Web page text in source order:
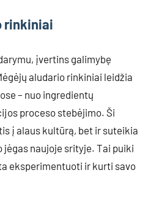
rinkiniai
įvertins galimybę
aludario rinkiniai leidžia
– nuo ingredientų
proceso stebėjimo. Ši
į alaus kultūrą, bet ir suteikia
jėgas naujoje srityje. Tai puiki
eksperimentuoti ir kurti savo